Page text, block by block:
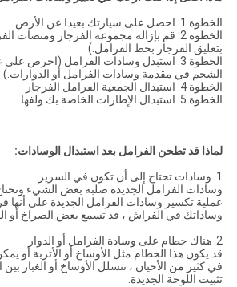
الخطوة 1: احصل على سيارتك بعيدا عن الأرض
الخطوة 2: قم بإزالة مجموعة الفرجار ومنصات
بتعليق الفرجار بخط الفرامل.)
الخطوة 3: استبدل وسادات الفرامل (احرص
الشحم في مقدمة وسادات الفرامل أو الدوارات.)
الخطوة 4: استبدال الجمعية الفرامل الفرجار
الخطوة 5: استبدال الإطارات الخاصة بك ولفها
لماذا قد تطحن الفرامل بعد استبدال الوسادات:
1. وسادات تحتاج إلى أن تكون في السرير
وسادات الفرامل الجديدة صلبة بعض الشيء
عملية تكسير وسادات الفرامل الجديدة على أنها
وساداتك في الفراش ، قد تسمع بعض الصراخ أو
2. هناك حطام على وسادة الفرامل أو الدوار
قد يكون هذا الحطام مثل الأوساخ أو الأتربة أو
في كثير من الأحيان ، تتسلل الأوساخ أو الغبار بين
تثبيت اللوحة الجديدة.